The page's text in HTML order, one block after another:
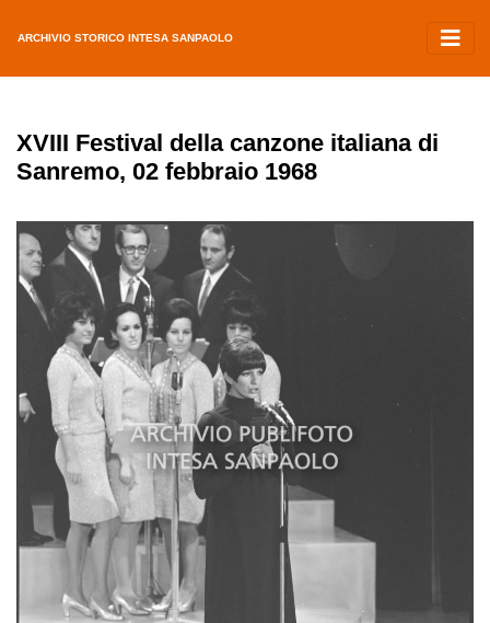
ARCHIVIO STORICO INTESA SANPAOLO
XVIII Festival della canzone italiana di
Sanremo, 02 febbraio 1968